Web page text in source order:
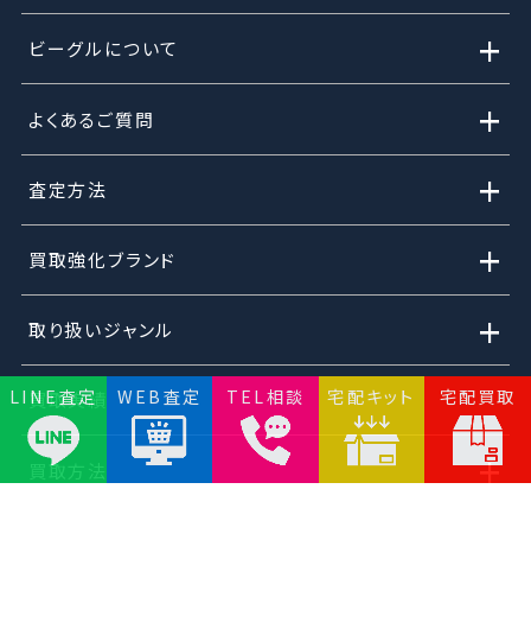
ビーグルについて +
よくあるご質問 +
査定方法 +
買取強化ブランド +
取り扱いジャンル +
買取実績
買取方法 +
LINE査定 WEB査定 TEL相談 宅配キット 宅配買取